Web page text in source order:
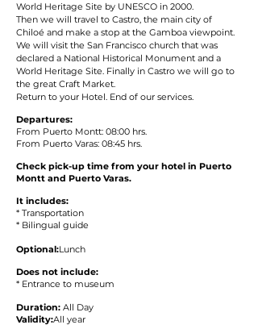
World Heritage Site by UNESCO in 2000.
Then we will travel to Castro, the main city of
Chiloé and make a stop at the Gamboa viewpoint.
We will visit the San Francisco church that was
declared a National Historical Monument and a
World Heritage Site. Finally in Castro we will go to
the great Craft Market.
Return to your Hotel. End of our services.
Departures:
From Puerto Montt: 08:00 hrs.
From Puerto Varas: 08:45 hrs.
Check pick-up time from your hotel in Puerto
Montt and Puerto Varas.
It includes:
* Transportation
* Bilingual guide
Optional:Lunch
Does not include:
* Entrance to museum
Duration: All Day
Validity:All year